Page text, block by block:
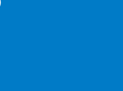
moeten het wel kunnen
de grote groei van
de corporaties.